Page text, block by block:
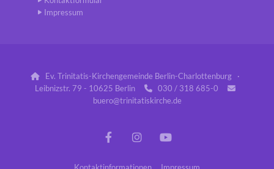
Impressum

Ev. Trinitatis-Kirchengemeinde Berlin-Charlottenburg ·
Leibnizstr. 79 - 10625 Berlin
 030 / 318 685-0 
buero@trinitatiskirche.de